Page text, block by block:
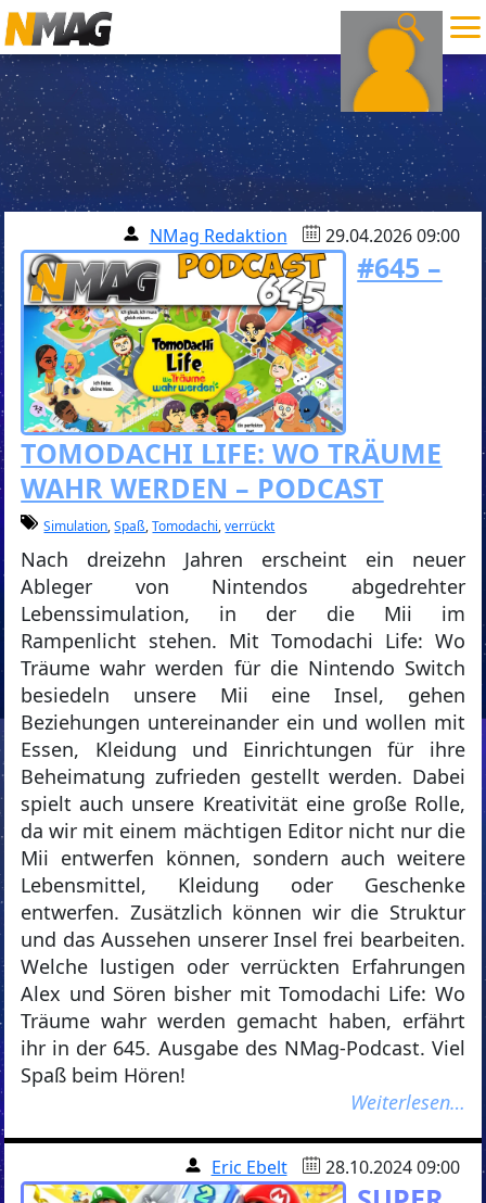
NMag Redaktion 29.04.2026 09:00
#645 –
TOMODACHI LIFE: WO TRÄUME
WAHR WERDEN – PODCAST
Simulation,Spaß,Tomodachi,verrückt
Nach dreizehn Jahren erscheint ein neuer
Ableger von Nintendos abgedrehter
Lebenssimulation, in der die Mii im
Rampenlicht stehen. Mit Tomodachi Life: Wo
Träume wahr werden für die Nintendo Switch
besiedeln unsere Mii eine Insel, gehen
Beziehungen untereinander ein und wollen mit
Essen, Kleidung und Einrichtungen für ihre
Beheimatung zufrieden gestellt werden. Dabei
spielt auch unsere Kreativität eine große Rolle,
da wir mit einem mächtigen Editor nicht nur die
Mii entwerfen können, sondern auch weitere
Lebensmittel, Kleidung oder Geschenke
entwerfen. Zusätzlich können wir die Struktur
und das Aussehen unserer Insel frei bearbeiten.
Welche lustigen oder verrückten Erfahrungen
Alex und Sören bisher mit Tomodachi Life: Wo
Träume wahr werden gemacht haben, erfährt
ihr in der 645. Ausgabe des NMag-Podcast. Viel
Spaß beim Hören!
Weiterlesen…
Eric Ebelt 28.10.2024 09:00